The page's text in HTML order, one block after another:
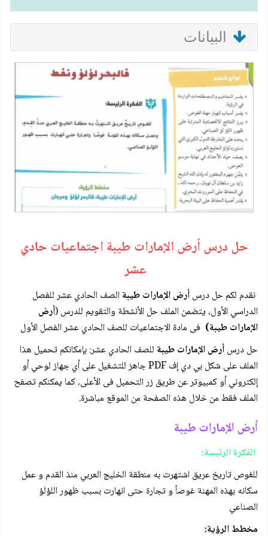
البيانات
حل درس أرض الإمارات طيبة اجتماعيات حادي
عشر
نقدم لكم حل درسأرض الإمارات طيبة الصف الحادي عشر للفصل
الدراسي الأول، يتضمن الملف حل الأنشطة والتقويم للدرس (أرض
الإمارات طيبة) فى مادة الاجتماعيات للصف الحادي عشر الفصل الأول
حل درسأرض الإمارات طيبة للصف الحادي عشر: بإمكانكم تحميل هذا
الملف على شكل بي دي إف PDF جاهز للتشغيل على أي جهاز لوحي أو
إلكتروني أو كمبيوتر عن طريق زر التحميل فى الأعلى، كما يمكنكم تصفح
الملف فقط من خلال هذه الصفحة من الموقع مباشرة.
أرض الإمارات طيبة
الفكرة الرئيسة:
للغوص تاريخ عريق اشتهرت به منطقة الخليج العربي منذ القدم و عمل
سكانه بهذه المهنة غوصاً و تجارة حتى انهارت بسبب ظهور اللؤلؤ
الصناعي
مخطط الرؤية: